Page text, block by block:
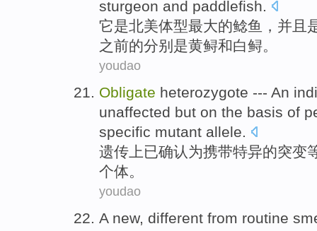
sturgeon and paddlefish.
它是北美体型最大的鲶鱼 ，并且
之前的分别是黄鲟和白鲟。
youdao
Obligate heterozygote --- An
unaffected but on the basis of
specific mutant allele.
遗传上已确认为携带特异的突变
个体。
youdao
A new, different from routine